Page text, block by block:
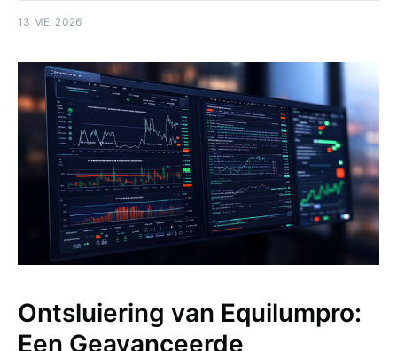
13 MEI 2026
Ontsluiering van Equilumpro:
Een Geavanceerde